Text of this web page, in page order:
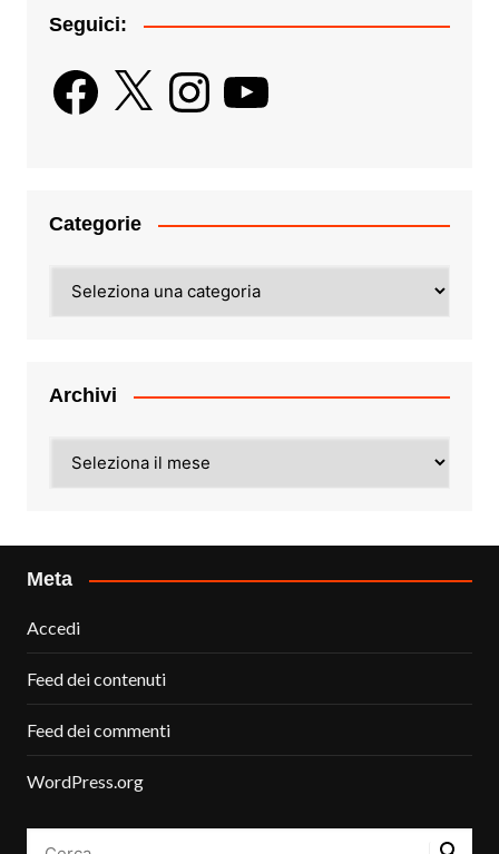
Seguici:
Facebook
X InstagramYouTube
Categorie
Archivi
Meta
Accedi
Feed dei contenuti
Feed dei commenti
WordPress.org